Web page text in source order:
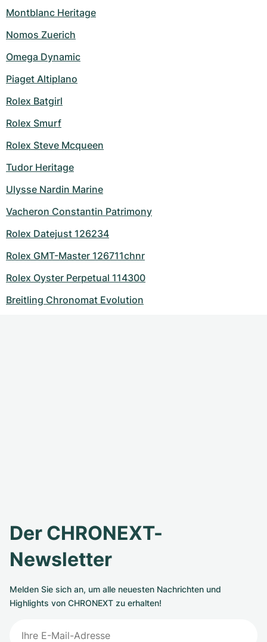
Montblanc Heritage
Nomos Zuerich
Omega Dynamic
Piaget Altiplano
Rolex Batgirl
Rolex Smurf
Rolex Steve Mcqueen
Tudor Heritage
Ulysse Nardin Marine
Vacheron Constantin Patrimony
Rolex Datejust 126234
Rolex GMT-Master 126711chnr
Rolex Oyster Perpetual 114300
Breitling Chronomat Evolution
Der CHRONEXT-
Newsletter
Melden Sie sich an, um alle neuesten Nachrichten und
Highlights von CHRONEXT zu erhalten!